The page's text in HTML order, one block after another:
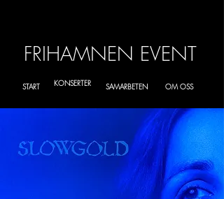
FRIHAMNEN EVENT
START OM OSS
SAMARBETEN
KONSERTER